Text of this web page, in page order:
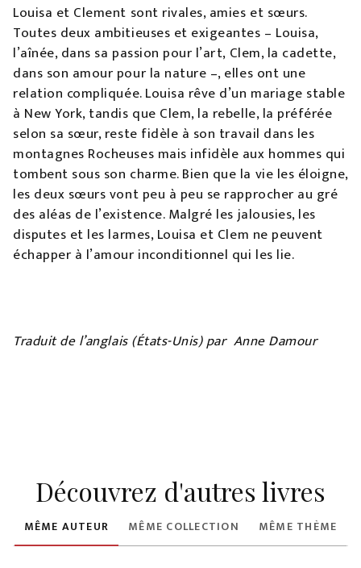
Louisa et Clement sont rivales, amies et sœurs.
Toutes deux ambitieuses et exigeantes – Louisa,
l’aînée, dans sa passion pour l’art, Clem, la cadette,
dans son amour pour la nature –, elles ont une
relation compliquée. Louisa rêve d’un mariage stable
à New York, tandis que Clem, la rebelle, la préférée
selon sa sœur, reste fidèle à son travail dans les
montagnes Rocheuses mais infidèle aux hommes qui
tombent sous son charme. Bien que la vie les éloigne,
les deux sœurs vont peu à peu se rapprocher au gré
des aléas de l’existence. Malgré les jalousies, les
disputes et les larmes, Louisa et Clem ne peuvent
échapper à l’amour inconditionnel qui les lie.
Traduit de l’anglais (États-Unis) par Anne Damour
Découvrez d'autres livres
MÊME AUTEUR MÊME COLLECTION MÊME THÈME